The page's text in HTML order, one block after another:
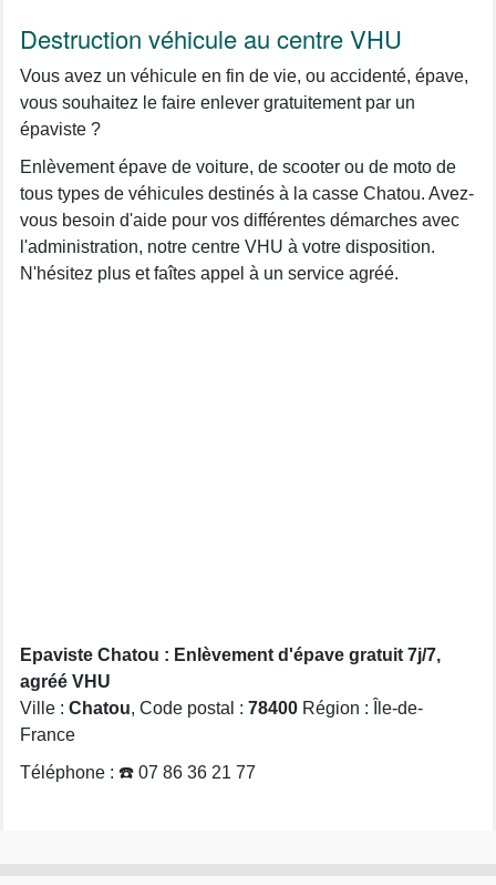
Destruction véhicule au centre VHU
Vous avez un véhicule en fin de vie, ou accidenté, épave,
vous souhaitez le faire enlever gratuitement par un
épaviste ?
Enlèvement épave de voiture, de scooter ou de moto de
tous types de véhicules destinés à la casse Chatou. Avez-
vous besoin d'aide pour vos différentes démarches avec
l'administration, notre centre VHU à votre disposition.
N'hésitez plus et faîtes appel à un service agréé.
Epaviste Chatou : Enlèvement d'épave gratuit 7j/7,
agréé VHU
Ville : Chatou, Code postal : 78400 Région : Île-de-
France
Téléphone : ☎️ 07 86 36 21 77